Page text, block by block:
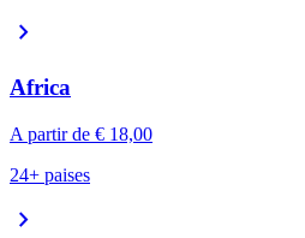
chevron_right
Africa
A partir de € 18,00
24+ paises
chevron_right